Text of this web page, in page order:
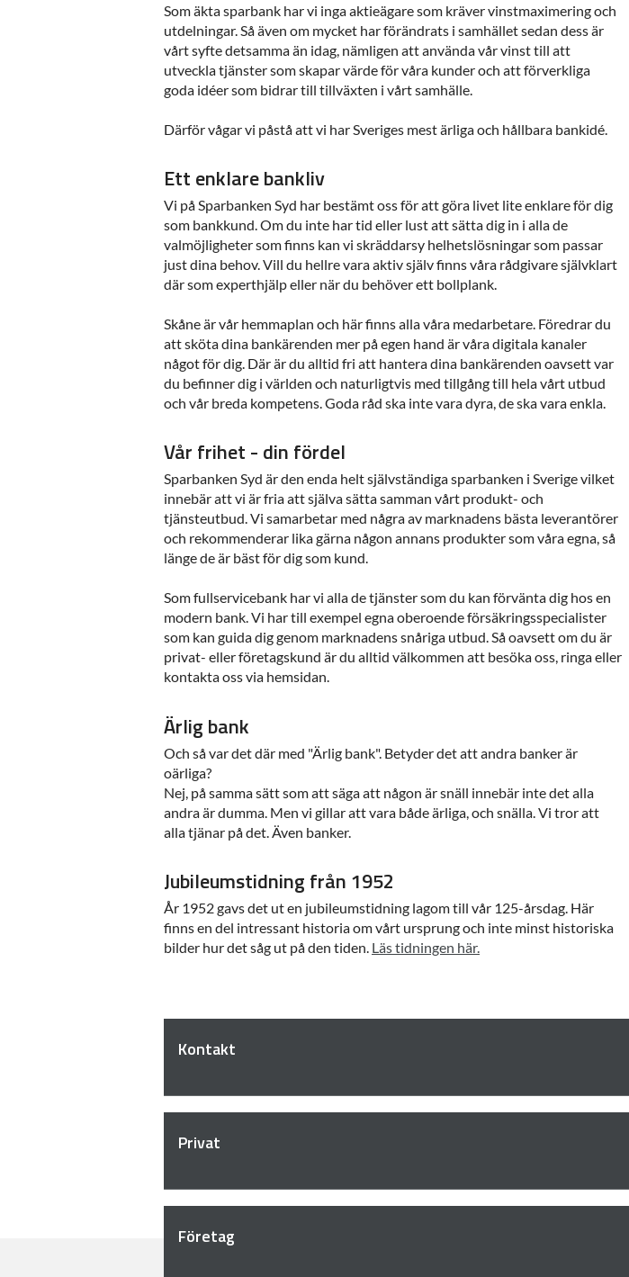
Som äkta sparbank har vi inga aktieägare som kräver vinstmaximering och
utdelningar. Så även om mycket har förändrats i samhället sedan dess är
vårt syfte detsamma än idag, nämligen att använda vår vinst till att
utveckla tjänster som skapar värde för våra kunder och att förverkliga
goda idéer som bidrar till tillväxten i vårt samhälle.
Därför vågar vi påstå att vi har Sveriges mest ärliga och hållbara bankidé.
Ett enklare bankliv
Vi på Sparbanken Syd har bestämt oss för att göra livet lite enklare för dig
som bankkund. Om du inte har tid eller lust att sätta dig in i alla de
valmöjligheter som finns kan vi skräddarsy helhetslösningar som passar
just dina behov. Vill du hellre vara aktiv själv finns våra rådgivare självklart
där som experthjälp eller när du behöver ett bollplank.
Skåne är vår hemmaplan och här finns alla våra medarbetare. Föredrar du
att sköta dina bankärenden mer på egen hand är våra digitala kanaler
något för dig. Där är du alltid fri att hantera dina bankärenden oavsett var
du befinner dig i världen och naturligtvis med tillgång till hela vårt utbud
och vår breda kompetens. Goda råd ska inte vara dyra, de ska vara enkla.
Vår frihet - din fördel
Sparbanken Syd är den enda helt självständiga sparbanken i Sverige vilket
innebär att vi är fria att själva sätta samman vårt produkt- och
tjänsteutbud. Vi samarbetar med några av marknadens bästa leverantörer
och rekommenderar lika gärna någon annans produkter som våra egna, så
länge de är bäst för dig som kund.
Som fullservicebank har vi alla de tjänster som du kan förvänta dig hos en
modern bank. Vi har till exempel egna oberoende försäkringsspecialister
som kan guida dig genom marknadens snåriga utbud. Så oavsett om du är
privat- eller företagskund är du alltid välkommen att besöka oss, ringa eller
kontakta oss via hemsidan.
Ärlig bank
Och så var det där med "Ärlig bank". Betyder det att andra banker är
oärliga?
Nej, på samma sätt som att säga att någon är snäll innebär inte det alla
andra är dumma. Men vi gillar att vara både ärliga, och snälla. Vi tror att
alla tjänar på det. Även banker.
Jubileumstidning från 1952
År 1952 gavs det ut en jubileumstidning lagom till vår 125-årsdag. Här
finns en del intressant historia om vårt ursprung och inte minst historiska
bilder hur det såg ut på den tiden. Läs tidningen här.
Kontakt
Privat
Företag